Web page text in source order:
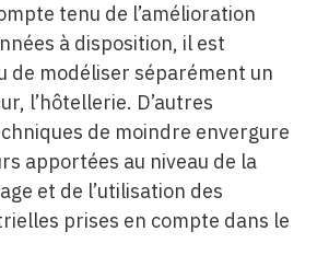
tenu de l’amélioration
à disposition, il est
de modéliser séparément un
l’hôtellerie. D’autres
de moindre envergure
apportées au niveau de la
et de l’utilisation des
prises en compte dans le